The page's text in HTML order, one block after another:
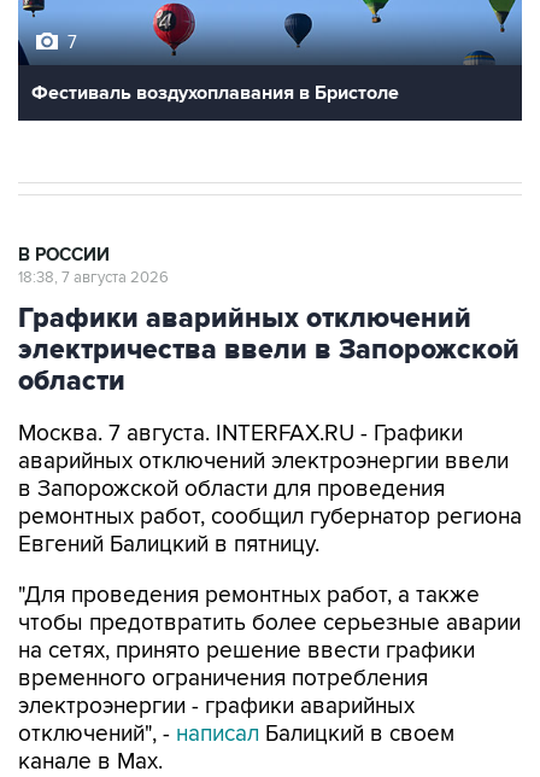
7
Фестиваль воздухоплавания в Бристоле
В РОССИИ
18:38, 7 августа 2026
Графики аварийных отключений
электричества ввели в Запорожской
области
Москва. 7 августа. INTERFAX.RU - Графики
аварийных отключений электроэнергии ввели
в Запорожской области для проведения
ремонтных работ, сообщил губернатор региона
Евгений Балицкий в пятницу.
"Для проведения ремонтных работ, а также
чтобы предотвратить более серьезные аварии
на сетях, принято решение ввести графики
временного ограничения потребления
электроэнергии - графики аварийных
отключений", - написал Балицкий в своем
канале в Max.